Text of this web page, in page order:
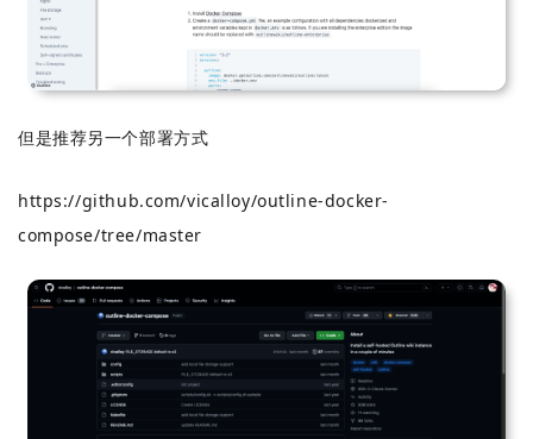
但是推荐另一个部署方式
https://github.com/vicalloy/outline-docker-
compose/tree/master